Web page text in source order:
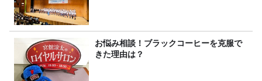
お悩み相談！ブラックコーヒーを克服で
きた理由は？